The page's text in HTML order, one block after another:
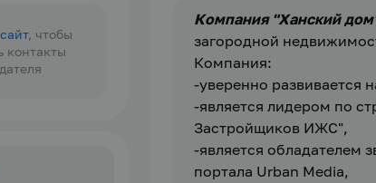
, чтобы
контакты
Компания "Ханский
загородной
Компания:
-уверенно развивается
-является лидером по
Застройщиков ИЖС",
-является обладателем
портала Urban Media,